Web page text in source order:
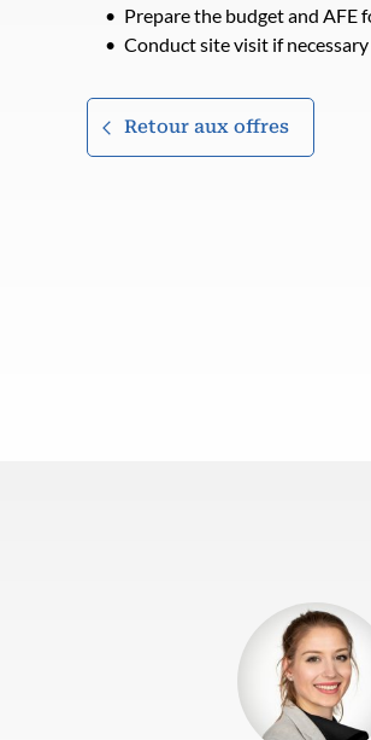
Prepare the budget and AFE
Conduct site visit if
Retour aux offres